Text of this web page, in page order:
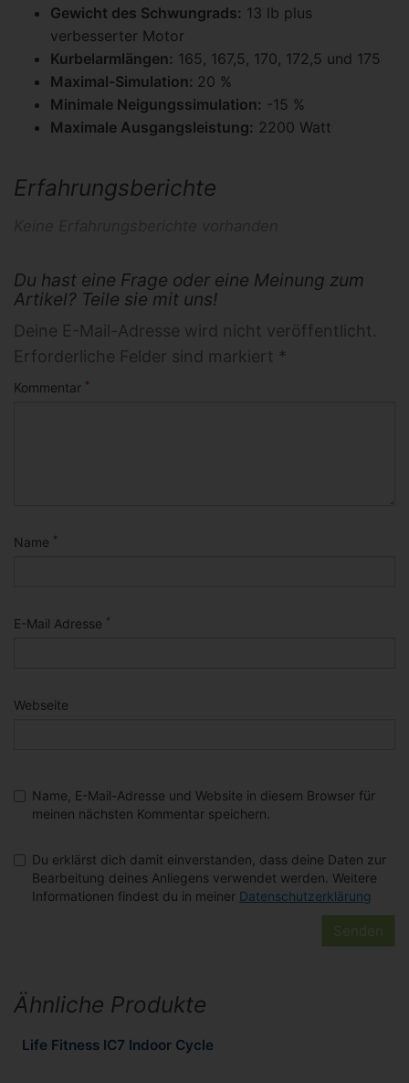
Gewicht des Schwungrads: 13 lb plus
verbesserter Motor
Kurbelarmlängen: 165, 167,5, 170, 172,5 und 175
Maximal-Simulation: 20 %
Minimale Neigungssimulation: -15 %
Maximale Ausgangsleistung: 2200 Watt
Erfahrungsberichte
Du hast eine Frage oder eine Meinung zum
Artikel? Teile sie mit uns!
Deine E-Mail-Adresse wird nicht veröffentlicht.
Erforderliche Felder sind markiert *
Kommentar *
Name *
E-Mail Adresse *
Webseite
Name, E-Mail-Adresse und Website in diesem Browser für
meinen nächsten Kommentar speichern.
Du erklärst dich damit einverstanden, dass deine Daten zur
Bearbeitung deines Anliegens verwendet werden. Weitere
Informationen findest du in meiner Datenschutzerklärung
Ähnliche Produkte
Life Fitness IC7 Indoor Cycle